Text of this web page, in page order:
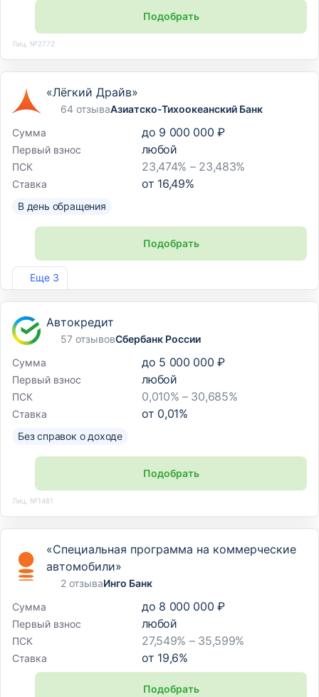
Подобрать
Лиц. №2772
Еще 3
«Лёгкий Драйв»
64 отзываАзиатско-Тихоокеанский Банк
Сумма
до 9 000 000 ₽
Первый взнос любой
ПСК 23,474% – 23,483%
Ставка от 16,49%
В день обращения
Подобрать
Лиц. №1810
Автокредит
57 отзывовСбербанк России
Сумма
до 5 000 000 ₽
Первый взнос любой
ПСК 0,010% – 30,685%
Ставка от 0,01%
Без справок о доходе
Подобрать
Лиц. №1481
«Специальная программа на коммерческие
автомобили»
2 отзываИнго Банк
Сумма
до 8 000 000 ₽
Первый взнос любой
ПСК 27,549% – 35,599%
Ставка от 19,6%
Подобрать